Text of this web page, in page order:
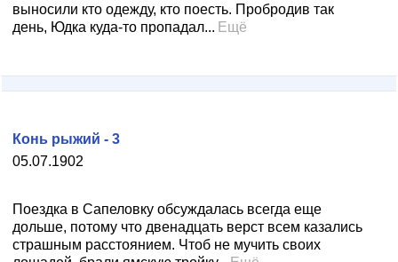
выносили кто одежду, кто поесть. Пробродив так
день, Юдка куда-то пропадал... Ещё
05.07.1902
Конь рыжий - 3
Поездка в Сапеловку обсуждалась всегда еще
дольше, потому что двенадцать верст всем казались
страшным расстоянием. Чтоб не мучить своих